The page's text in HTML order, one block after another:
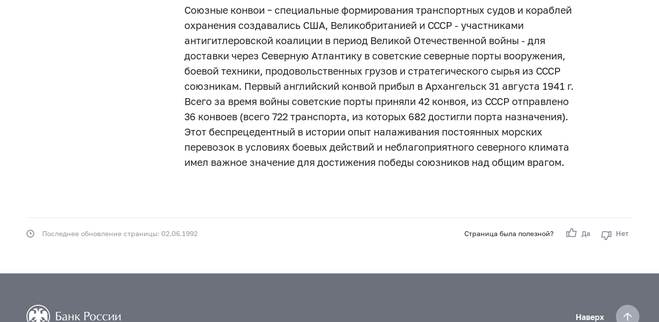
Союзные конвои – специальные формирования транспортных судов и кораблей
охранения создавались США, Великобританией и СССР - участниками
антигитлеровской коалиции в период Великой Отечественной войны - для
доставки через Северную Атлантику в советские северные порты вооружения,
боевой техники, продовольственных грузов и стратегического сырья из СССР
союзникам. Первый английский конвой прибыл в Архангельск 31 августа 1941 г.
Всего за время войны советские порты приняли 42 конвоя, из СССР отправлено
36 конвоев (всего 722 транспорта, из которых 682 достигли порта назначения).
Этот беспрецедентный в истории опыт налаживания постоянных морских
перевозок в условиях боевых действий и неблагоприятного северного климата
имел важное значение для достижения победы союзников над общим врагом.
Страница была полезной? Да Нет
Последнее обновление страницы: 02.06.1992
Наверх